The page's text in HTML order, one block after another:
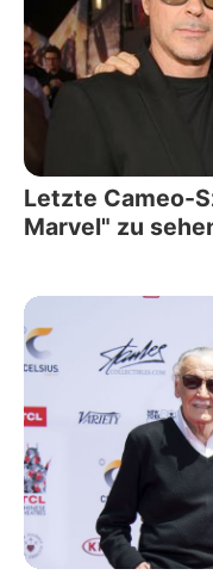
Letzte Cameo-
Marvel" zu